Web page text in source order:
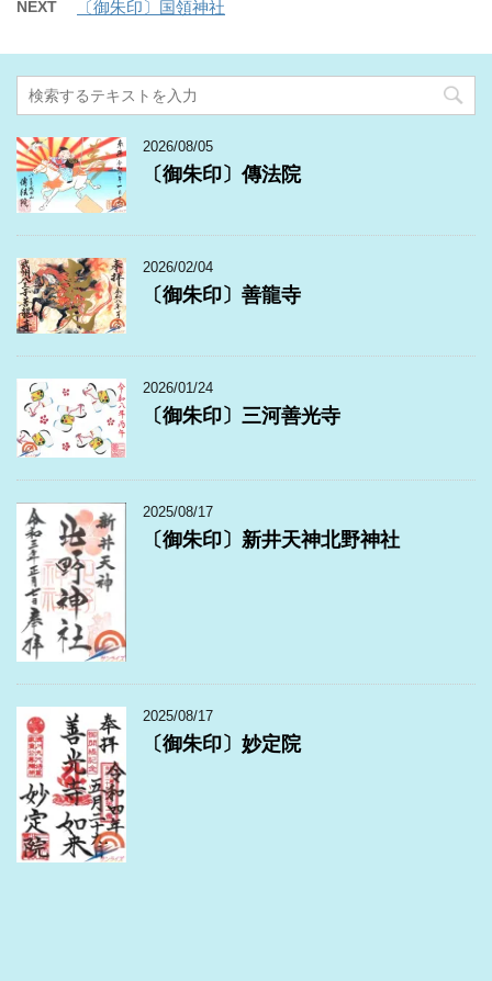
NEXT 〔御朱印〕国領神社
2026/08/05
〔御朱印〕傳法院
2026/02/04
〔御朱印〕善龍寺
2026/01/24
〔御朱印〕三河善光寺
2025/08/17
〔御朱印〕新井天神北野神社
2025/08/17
〔御朱印〕妙定院